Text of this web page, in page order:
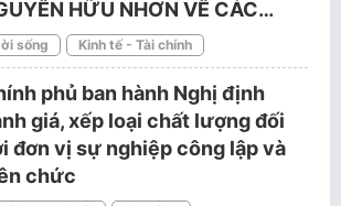
HỮU NHƠN VỀ CÁC…
sống Kinh tế - Tài chính
phủ ban hành Nghị định
giá, xếp loại chất lượng đối
đơn vị sự nghiệp công lập và
chức